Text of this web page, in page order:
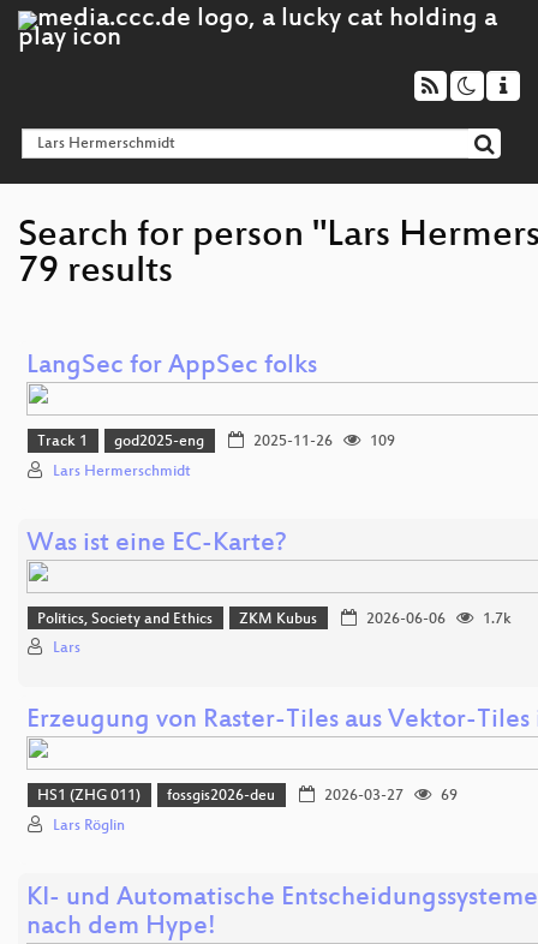
Search for person "Lars
79 results
LangSec for AppSec folks
Track 1 god2025-eng 2025-11-26
109
Lars Hermerschmidt
Was ist eine EC-Karte?
Politics, Society and Ethics ZKM Kubus 2026-06-06
1.7k
Lars
Erzeugung von Raster-Tiles aus Vektor-
HS1 (ZHG 011) fossgis2026-deu 2026-03-27
69
Lars Röglin
KI- und Automatische
nach dem Hype!